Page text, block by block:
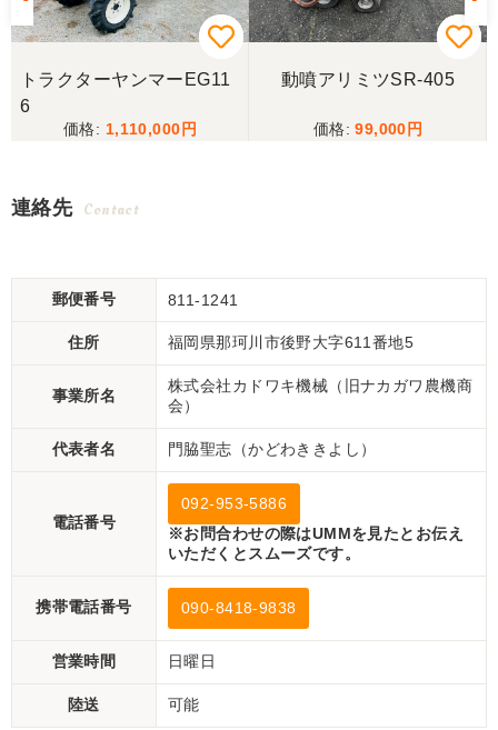
トラクターヤンマーEG11
6
1,110,000
動噴アリミツSR-405
99,000
連絡先 Contact
郵便番号 811-1241
住所 福岡県那珂川市後野大字611番地5
事業所名
株式会社カドワキ機械（旧ナカガワ農機商
会）
代表者名 門脇聖志（かどわききよし）
電話番号
092-953-5886
※お問合わせの際はUMMを見たとお伝え
いただくとスムーズです。
携帯電話番号 090-8418-9838
営業時間 日曜日
陸送 可能